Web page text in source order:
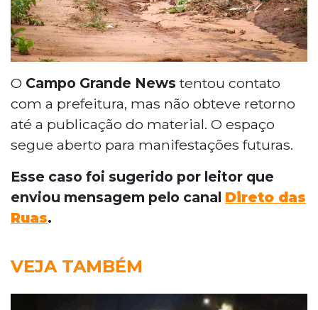
O Campo Grande News tentou contato
com a prefeitura, mas não obteve retorno
até a publicação do material. O espaço
segue aberto para manifestações futuras.
Esse caso foi sugerido por leitor que
enviou mensagem pelo canal Direto das
Ruas.
VEJA TAMBÉM